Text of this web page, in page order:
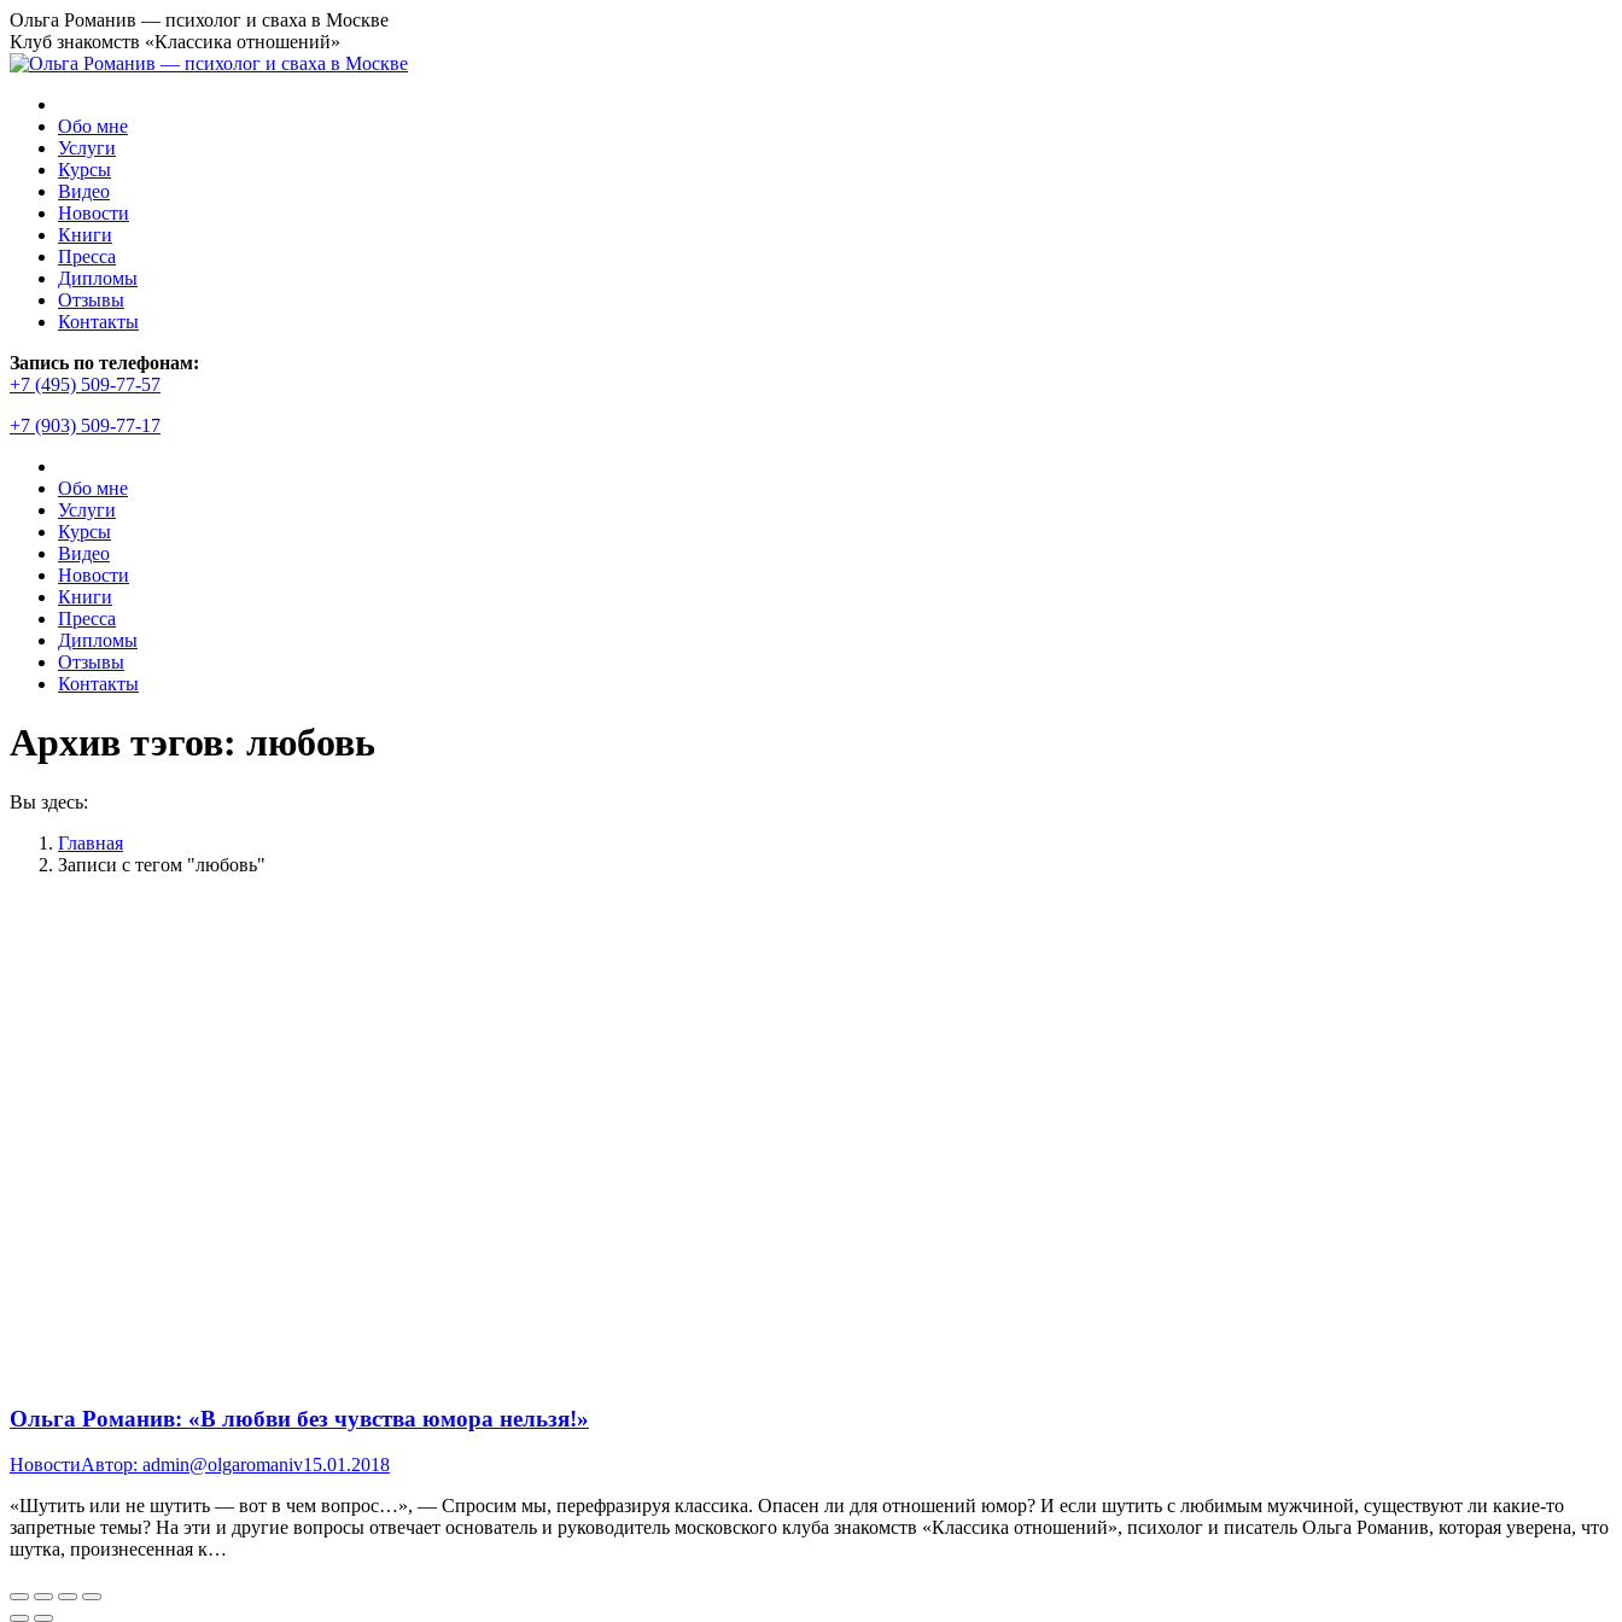
Перейти
к
содержанию
Ольга Романив — психолог и сваха в Москве
Клуб знакомств «Классика отношений»
Обо мне
Услуги
Курсы
Видео
Новости
Книги
Пресса
Дипломы
Отзывы
Контакты
Запись по телефонам:
+7 (495) 509-77-57
+7 (903) 509-77-17
Обо мне
Услуги
Курсы
Видео
Новости
Книги
Пресса
Дипломы
Отзывы
Контакты
Архив тэгов: любовь
Вы здесь:
Главная
Записи с тегом "любовь"
Ольга Романив: «В любви без чувства юмора нельзя!»
НовостиАвтор: admin@olgaromaniv15.01.2018
«Шутить или не шутить — вот в чем вопрос…», — Спросим мы, перефразируя классика. Опасен ли для отношений юмор? И если шутить с любимым мужчиной, существуют ли какие-то
запретные темы? На эти и другие вопросы отвечает основатель и руководитель московского клуба знакомств «Классика отношений», психолог и писатель Ольга Романив, которая уверена, что
шутка, произнесенная к…
Вверх